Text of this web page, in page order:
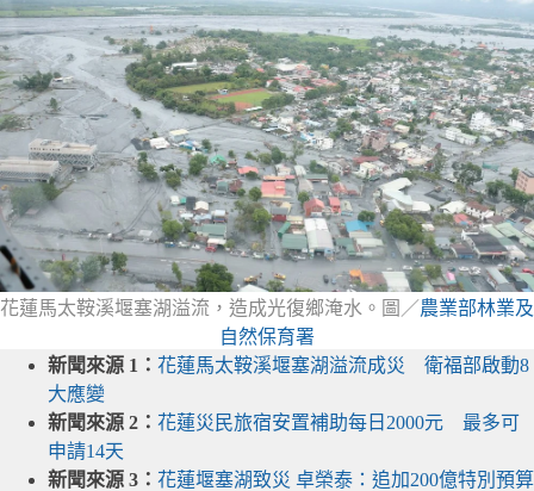
花蓮馬太鞍溪堰塞湖溢流，造成光復鄉淹水。圖／農業部林業及
自然保育署
新聞來源 1： 花蓮馬太鞍溪堰塞湖溢流成災 衛福部啟動8
大應變
新聞來源 2： 花蓮災民旅宿安置補助每日2000元 最多可
申請14天
新聞來源 3： 花蓮堰塞湖致災 卓榮泰：追加200億特別預算